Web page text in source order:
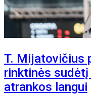
T. Mijatovičius
rinktinės
atrankos langui